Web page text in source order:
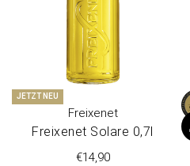
JETZT NEU
Freixenet
Freixenet Sola­re 0,7l
€14,90